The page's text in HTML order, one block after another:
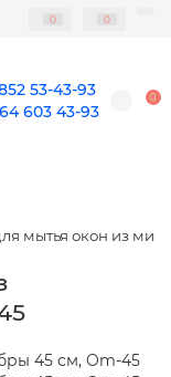
0 0
53-43-93
603 43-93
0
мытья окон из